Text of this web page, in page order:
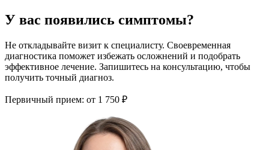
У вас появились симптомы?
Не откладывайте визит к специалисту. Своевременная
диагностика поможет избежать осложнений и подобрать
эффективное лечение. Запишитесь на консультацию, чтобы
получить точный диагноз.
Первичный прием: от 1 750 ₽